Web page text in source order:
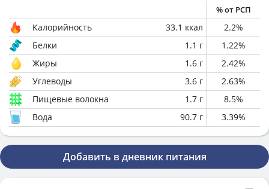
% от РСП
Калорийность 33.1 ккал 2.2%
Белки
1.1 г 1.22%
Жиры
1.6 г 2.42%
Углеводы
3.6 г 2.63%
Пищевые волокна
1.7 г 8.5%
Вода
90.7 г 3.39%
Добавить в дневник питания